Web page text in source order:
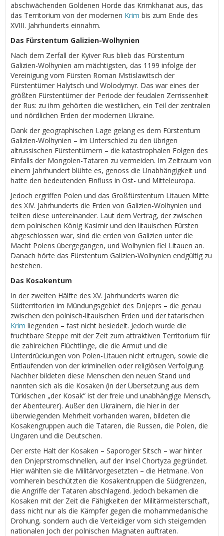
abschwächenden Goldenen Horde das Krimkhanat aus, das
das Territorium von der modernen Krim bis zum Ende des
XVIII. Jahrhunderts einnahm.
Das Fürstentum Galizien-Wolhynien
Nach dem Zerfall der Kyiver Rus blieb das Fürstentum
Galizien-Wolhynien am mächtigsten, das 1199 infolge der
Vereinigung vom Fürsten Roman Mstislawitsch der
Fürstentümer Halytsch und Wolodymyr. Das war eines der
größten Fürstentümer der Periode der feudalen Zerrissenheit
der Rus: zu ihm gehörten die westlichen, ein Teil der zentralen
und nördlichen Erden der modernen Ukraine.
Dank der geographischen Lage gelang es dem Fürstentum
Galizien-Wolhynien – im Unterschied zu den übrigen
altrussischen Fürstentümern – die katastrophalen Folgen des
Einfalls der Mongolen-Tataren zu vermeiden. Im Zeitraum von
einem Jahrhundert blühte es, genoss die Unabhängigkeit und
hatte den bedeutenden Einfluss in Ost- und Mitteleuropa.
Jedoch ergriffen Polen und das Großfürstentum Litauen Mitte
des XIV. Jahrhunderts die Erden von Galizien-Wolhynien und
teilten diese untereinander. Laut dem Vertrag, der zwischen
dem polnischen König Kasimir und den litauischen Fürsten
abgeschlossen war, sind die erden von Galizien unter die
Macht Polens übergegangen, und Wolhynien fiel Litauen an.
Danach hörte das Fürstentum Galizien-Wolhynien endgültig zu
bestehen.
Das Kosakentum
In der zweiten Hälfte des XV. Jahrhunderts waren die
Südterritorien im Mündungsgebiet des Dnjeprs – die genau
zwischen den polnisch-litauischen Erden und der tatarischen
Krim liegenden – fast nicht besiedelt. Jedoch wurde die
fruchtbare Steppe mit der Zeit zum attraktiven Territorium für
die zahlreichen Flüchtlinge, die die Armut und die
Unterdrückungen von Polen-Litauen nicht ertrugen, sowie die
Entlaufenden von der kriminellen oder religiösen Verfolgung.
Nachher bildeten diese Menschen den neuen Stand und
nannten sich als die Kosaken (in der Übersetzung aus dem
Türkischen „der Kosak“ ist der freie und unabhängige Mensch,
der Abenteurer). Außer den Ukrainern, die hier in der
überwiegenden Mehrheit vorhanden waren, bildeten die
Kosakengruppen auch die Tataren, die Russen, die Polen, die
Ungaren und die Deutschen.
Der erste Halt der Kosaken – Saporoger Sitsch – war hinter
den Dnjeprstromschnellen, auf der Insel Chortyza gegründet.
Hier wählten sie die Militärvorgesetzten – die Hetmane. Von
vornherein beschützten die Kosakentruppen die Südgrenzen,
die Angriffe der Tataren abschlagend. Jedoch bekamen die
Kosaken mit der Zeit die Fähigkeiten der Militärmeisterschaft,
dass nicht nur als die Kämpfer gegen die mohammedanische
Drohung, sondern auch die Verteidiger vom sich steigernden
nationalen Joch der polnischen Magnaten auftraten.